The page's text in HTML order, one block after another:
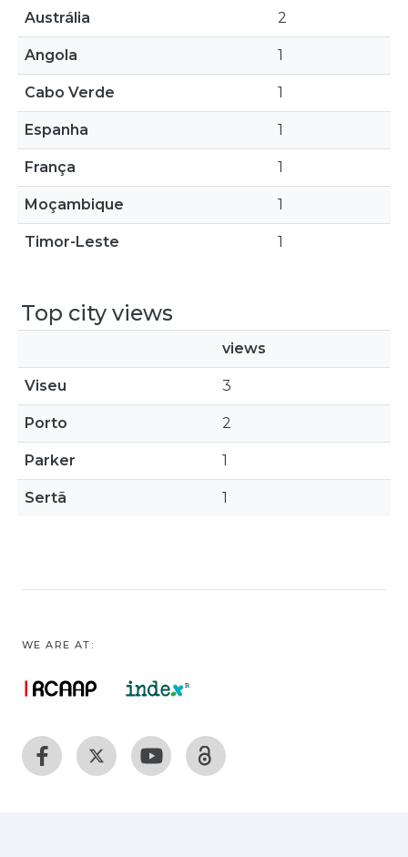
Austrália 2
Angola 1
Cabo Verde 1
Espanha 1
França 1
Moçambique 1
Timor-Leste 1
Top city views
views
Viseu 3
Porto 2
Parker 1
Sertã 1
WE ARE AT: